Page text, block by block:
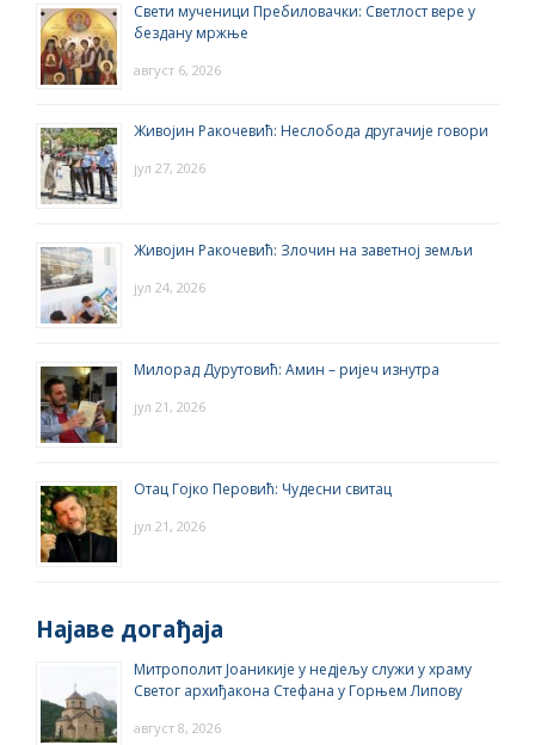
Свети мученици Пребиловачки: Светлост вере у
бездану мржње
август 6, 2026
Живојин Ракочевић: Неслобода другачије говори
јул 27, 2026
Живојин Ракочевић: Злочин на заветној земљи
јул 24, 2026
Милорад Дурутовић: Амин – ријеч изнутра
јул 21, 2026
Отац Гојко Перовић: Чудесни свитац
јул 21, 2026
Најаве догађаја
Митрополит Јоаникије у недјељу служи у храму
Светог архиђакона Стефана у Горњем Липову
август 8, 2026